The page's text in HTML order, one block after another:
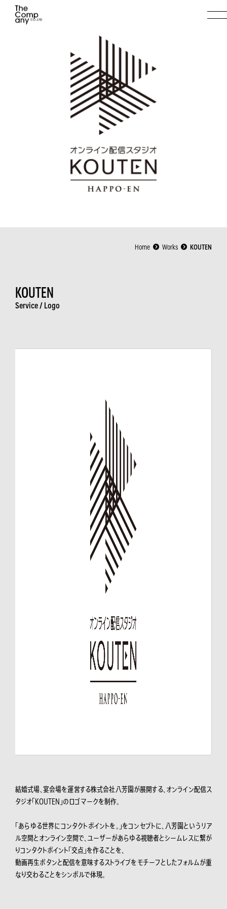
Home Works KOUTEN
KOUTEN
Service / Logo
結婚式場、宴会場を運営する株式会社八芳園が展開する、オンライン配信ス
タジオ「KOUTEN」のロゴマークを制作。
「あらゆる世界にコンタクトポイントを。」をコンセプトに、八芳園というリア
ル空間とオンライン空間で、ユーザーがあらゆる視聴者とシームレスに繋が
りコンタクトポイント「交点」を作ることを、
動画再生ボタンと配信を意味するストライプをモチーフとしたフォルムが重
なり交わることをシンボルで体現。